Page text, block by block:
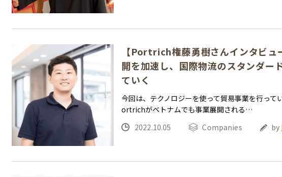
【Portrich権藤勇樹さんインタビュ
開を加速し、国際物流のスタンダー
ていく
今回は、テクノロジーを使って貿易事業を行って
ortrichがベトナムでも事業展開される…
2022.10.05
Companies by